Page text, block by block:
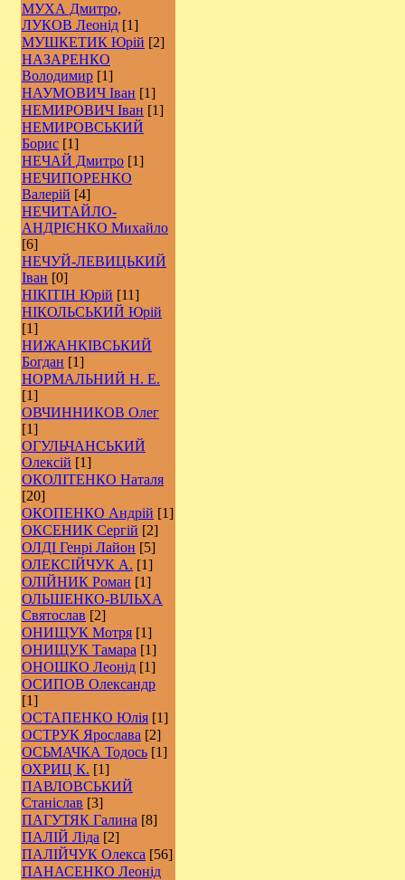
МУХА Дмитро,
ЛУКОВ Леонід [1]
МУШКЕТИК Юрій [2]
НАЗАРЕНКО
Володимир [1]
НАУМОВИЧ Іван [1]
НЕМИРОВИЧ Іван [1]
НЕМИРОВСЬКИЙ
Борис [1]
НЕЧАЙ Дмитро [1]
НЕЧИПОРЕНКО
Валерій [4]
НЕЧИТАЙЛО-
АНДРІЄНКО Михайло
[6]
НЕЧУЙ-ЛЕВИЦЬКИЙ
Іван [0]
НІКІТІН Юрій [11]
НІКОЛЬСЬКИЙ Юрій
[1]
НИЖАНКІВСЬКИЙ
Богдан [1]
НОРМАЛЬНИЙ Н. Е.
[1]
ОВЧИННИКОВ Олег
[1]
ОГУЛЬЧАНСЬКИЙ
Олексій [1]
ОКОЛІТЕНКО Наталя
[20]
ОКОПЕНКО Андрій [1]
ОКСЕНИК Сергій [2]
ОЛДІ Генрі Лайон [5]
ОЛЕКСІЙЧУК А. [1]
ОЛІЙНИК Роман [1]
ОЛЬШЕНКО-ВІЛЬХА
Святослав [2]
ОНИЩУК Мотря [1]
ОНИЩУК Тамара [1]
ОНОШКО Леонід [1]
ОСИПОВ Олександр
[1]
ОСТАПЕНКО Юлія [1]
ОСТРУК Ярослава [2]
ОСЬМАЧКА Тодось [1]
ОХРИЦ К. [1]
ПАВЛОВСЬКИЙ
Станіслав [3]
ПАГУТЯК Галина [8]
ПАЛІЙ Ліда [2]
ПАЛІЙЧУК Олекса [56]
ПАНАСЕНКО Леонід